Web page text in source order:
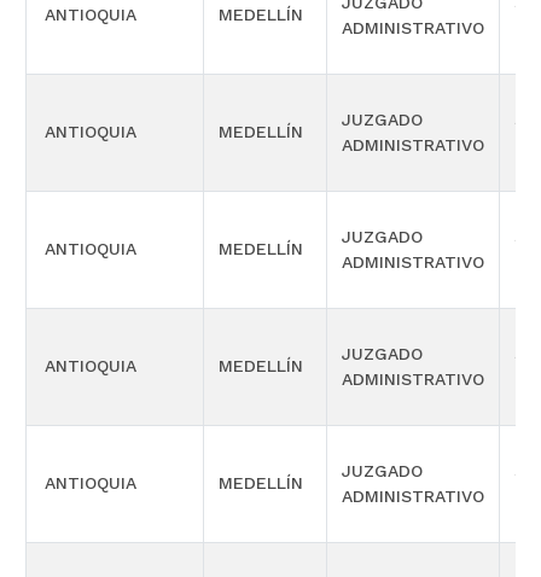
ANTIOQUIA MEDELLÍN
ADMINISTRATIVO
ANTIOQUIA MEDELLÍN
JUZGADO
ADMINISTRATIVO
ANTIOQUIA MEDELLÍN
JUZGADO
ADMINISTRATIVO
ANTIOQUIA MEDELLÍN
JUZGADO
ADMINISTRATIVO
ANTIOQUIA MEDELLÍN
JUZGADO
ADMINISTRATIVO